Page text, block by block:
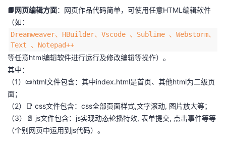
📙网页编辑方面：网页作品代码简单，可使用任意HTML编辑软件
（如：
Dreamweaver、HBuilder、Vscode 、Sublime 、Webstorm、
Text 、Notepad++
等任意html编辑软件进行运行及修改编辑等操作）。
其中：
（1）📜html文件包含：其中index.html是首页、其他html为二级页
面；
（2）📑 css文件包含：css全部页面样式,文字滚动, 图片放大等；
（3）📄 js文件包含：js实现动态轮播特效, 表单提交, 点击事件等等
（个别网页中运用到js代码）。